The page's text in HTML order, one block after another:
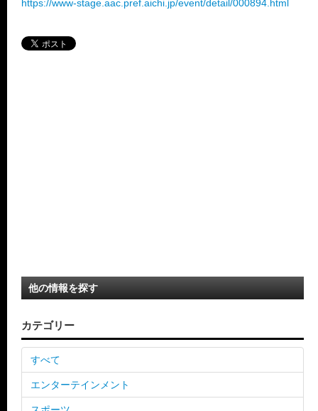
https://www-stage.aac.pref.aichi.jp/event/detail/000894.html
他の情報を探す
カテゴリー
すべて
エンターテインメント